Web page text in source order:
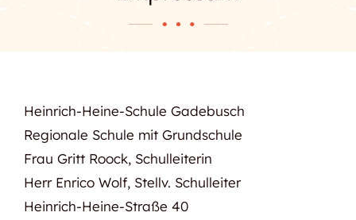
Für Lehrer
Berufliche Orientierung
Heinrich-Heine-Schule Gadebusch
Regionale Schule mit Grundschule
Frau Gritt Roock, Schulleiterin
Herr Enrico Wolf, Stellv. Schulleiter
Heinrich-Heine-Straße 40